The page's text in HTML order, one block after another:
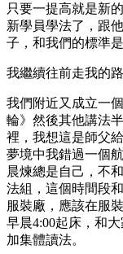
只要一提高就是新
新學員學法了，跟
子，和我們的標準
我繼續往前走我的路
我們附近又成立一
輪》然後其他講法
裡，我想這是師父
夢境中我錯過一個
晨煉總是自己，不
法組，這個時間段
服裝廠，應該在服
早晨4:00起床，和
加集體讀法。